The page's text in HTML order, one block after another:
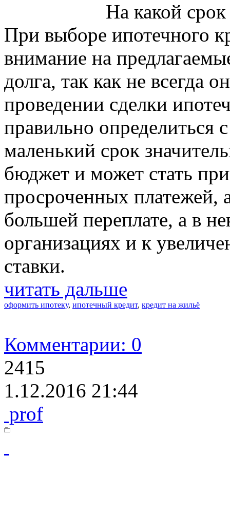
На какой
При выборе ипотечного
внимание на
долга, так как не всегда
проведении сделки
правильно
маленький срок
бюджет и может стать
просроченных платежей,
большей переплате, а в
организациях и к
ставки.
читать дальше
оформить ипотеку, ипотечный кредит, кредит на жильё
Комментарии: 0
2415
1.12.2016 21:44
prof